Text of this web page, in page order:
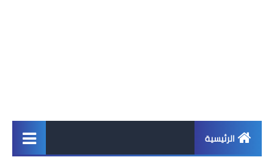
الرئيسية